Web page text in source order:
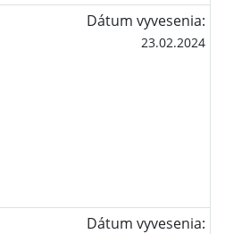
Dátum vyvesenia:
23.02.2024
Dátum vyvesenia: